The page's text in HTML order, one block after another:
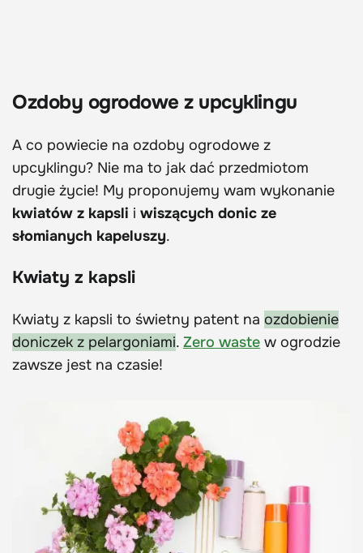
Ozdoby ogrodowe z upcyklingu
A co powiecie na ozdoby ogrodowe z
upcyklingu? Nie ma to jak dać przedmiotom
drugie życie! My proponujemy wam wykonanie
kwiatów z kapsli i wiszących donic ze
słomianych kapeluszy.
Kwiaty z kapsli
Kwiaty z kapsli to świetny patent na ozdobienie
doniczek z pelargoniami. Zero waste w ogrodzie
zawsze jest na czasie!